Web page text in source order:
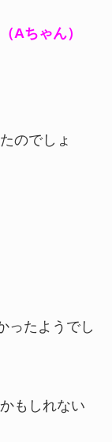
Aちゃん）
のでしょ
ったようでし
もしれない